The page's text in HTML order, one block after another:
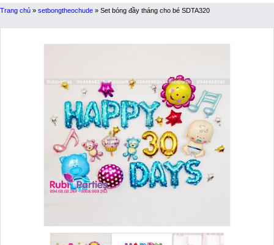
Trang chủ » setbongtheochude » Set bóng đầy tháng cho bé SDTA320